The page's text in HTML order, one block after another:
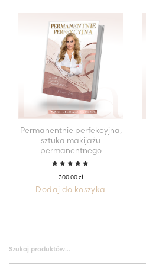
Permanentnie perfekcyjna,
sztuka makijażu
permanentnego
5.00na
300.00zł
Dodaj do koszyka
Szukaj: